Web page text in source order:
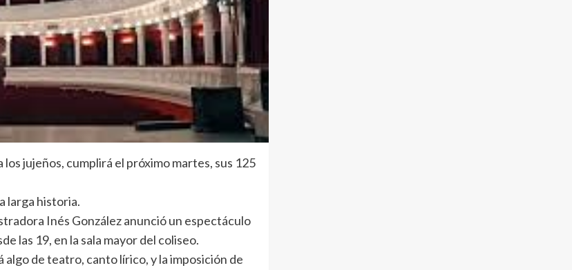
jujeños, cumplirá el próximo martes, sus 125
larga historia.
Inés González anunció un espectáculo
las 19, en la sala mayor del coliseo.
de teatro, canto lírico, y la imposición de